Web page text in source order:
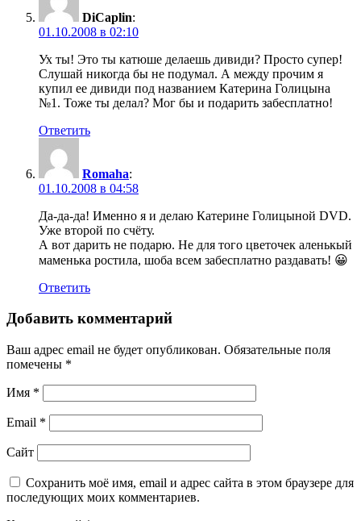
DiCaplin:
01.10.2008 в 02:10
Ух ты! Это ты катюше делаешь дивиди? Просто супер!
Слушай никогда бы не подумал. А между прочим я
купил ее дивиди под названием Катерина Голицына
№1. Тоже ты делал? Мог бы и подарить забесплатно!
Ответить
Romaha:
01.10.2008 в 04:58
Да-да-да! Именно я и делаю Катерине Голицыной DVD.
Уже второй по счёту.
А вот дарить не подарю. Не для того цветочек аленькый
маменька ростила, шоба всем забесплатно раздавать! 😀
Ответить
Добавить комментарий
Ваш адрес email не будет опубликован. Обязательные поля
помечены *
Имя *
Email *
Сайт
Сохранить моё имя, email и адрес сайта в этом браузере для
последующих моих комментариев.